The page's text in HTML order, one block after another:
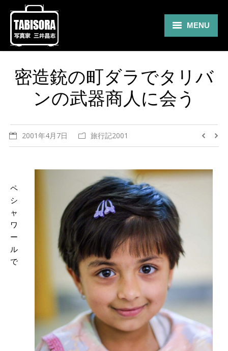
MENU
Gallery
Travel
About
Blog
Shop
Contact
密造銃の町ダラでタリバ
ンの武器商人に会う
2001年4月7日 旅行記2001
ペ
シ
ャ
ワ
ー
ル
で